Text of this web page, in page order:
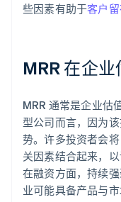
些因素有助于客户
MRR 在企
MRR 通常是企业估
型公司而言，因为
势。许多投资者会
关因素结合起来，
在融资方面，持续
业可能具备产品与